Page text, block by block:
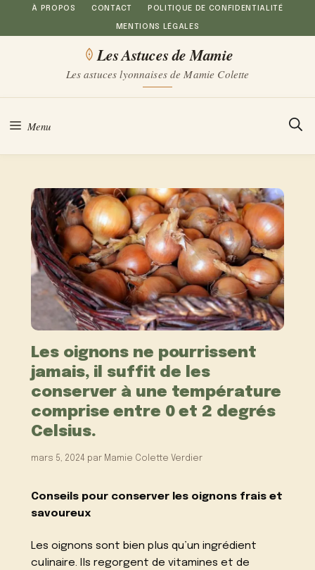
Aller
au
À PROPOS CONTACT POLITIQUE DE CONFIDENTIALITÉ
MENTIONS LÉGALES
Les Astuces de Mamie
Les astuces lyonnaises de Mamie Colette
Menu
Les oignons ne pourrissent
jamais, il suffit de les
conserver à une température
comprise entre 0 et 2 degrés
Celsius.
mars 5, 2024 par Mamie Colette Verdier
Conseils pour conserver les oignons frais et
savoureux
Les oignons sont bien plus qu’un ingrédient
culinaire. Ils regorgent de vitamines et de